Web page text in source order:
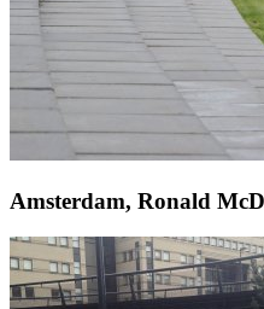
Amsterdam, Ronald